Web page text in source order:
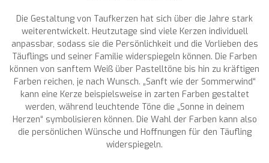
Die Gestaltung von Taufkerzen hat sich über die Jahre stark
weiterentwickelt. Heutzutage sind viele Kerzen individuell
anpassbar, sodass sie die Persönlichkeit und die Vorlieben des
Täuflings und seiner Familie widerspiegeln können. Die Farben
können von sanftem Weiß über Pastelltöne bis hin zu kräftigen
Farben reichen, je nach Wunsch. „Sanft wie der Sommerwind“
kann eine Kerze beispielsweise in zarten Farben gestaltet
werden, während leuchtende Töne die „Sonne in deinem
Herzen“ symbolisieren können. Die Wahl der Farben kann also
die persönlichen Wünsche und Hoffnungen für den Täufling
widerspiegeln.